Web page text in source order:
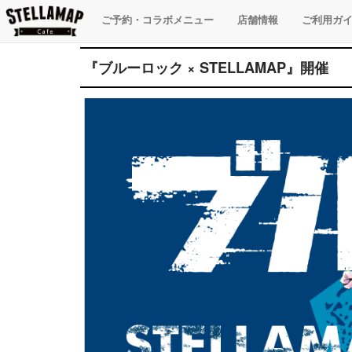
ご予約・コラボメニュー 店舗情報 ご利用ガ
『ブルーロック × STELLAMAP』開催